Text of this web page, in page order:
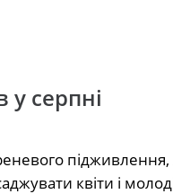
у серпні
квіти і